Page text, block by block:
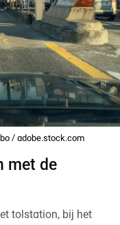
/ adobe.stock.com
met de
tolstation, bij het